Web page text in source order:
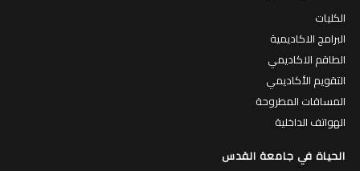
الكليات
البرامج الاكاديمية
الطاقم الاكاديمي
التقويم الأكاديمي
المساقات المطروحة
الهواتف الداخلية
الحياة في جامعة القدس